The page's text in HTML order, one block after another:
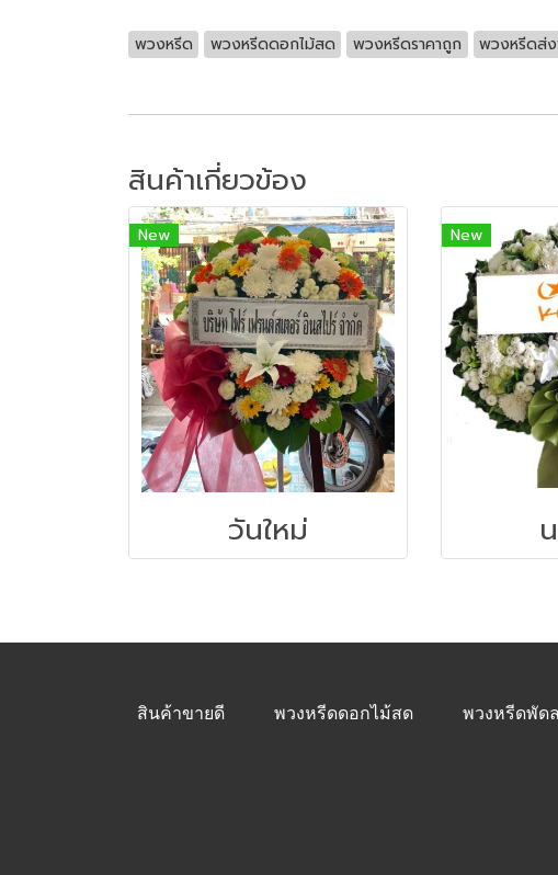
พวงหรีด พวงหรีดดอกไม้สด พวงหรีดราคาถูก พวงหรีดส่
สินค้าเกี่ยวข้อง
New
วันใหม่
New
สินค้าขายดี พวงหรีดดอกไม้สด พวงหรีดพัด